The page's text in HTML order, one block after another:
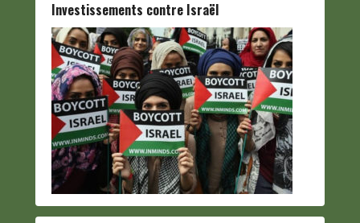
Investissements contre Israël